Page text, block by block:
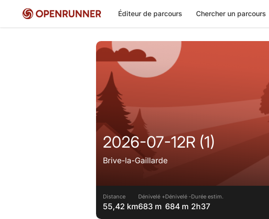
Éditeur de parcours Chercher un parcours
2026-07-12R (1)
Brive-la-Gaillarde
Distance
55,42 km
Dénivelé +
683 m
Dénivelé -
684 m
Durée estim.
2h37